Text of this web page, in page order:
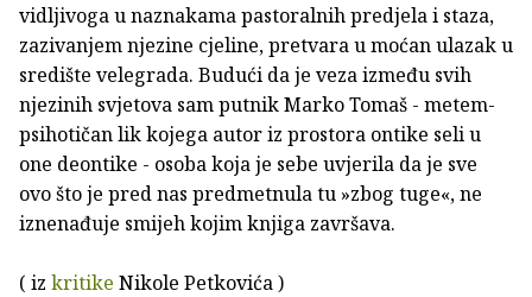
vidljivoga u naznakama pastoralnih predjela i staza,
zazivanjem njezine cjeline, pretvara u moćan ulazak u
središte velegrada. Budući da je veza između svih
njezinih svjetova sam putnik Marko Tomaš - metem-
psihotičan lik kojega autor iz prostora ontike seli u
one deontike - osoba koja je sebe uvjerila da je sve
ovo što je pred nas predmetnula tu »zbog tuge«, ne
iznenađuje smijeh kojim knjiga završava.
( iz kritike Nikole Petkovića )